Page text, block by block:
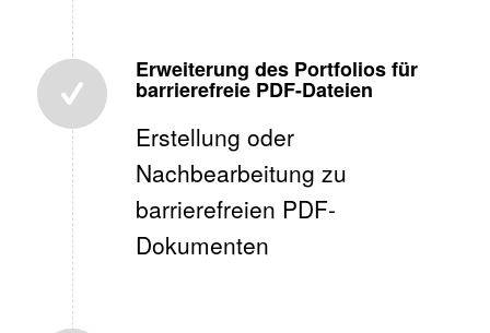
Erweiterung des Portfolios für
barrierefreie PDF-Dateien
Erstellung oder
Nachbearbeitung zu
barrierefreien PDF-
Dokumenten